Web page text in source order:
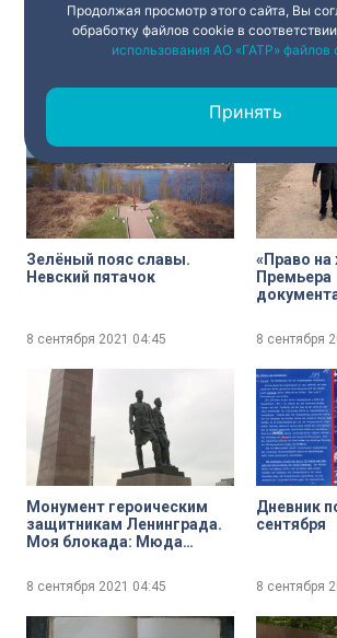
Зелёный пояс славы.
Цветок жизни
8 сентября 2021
Музей
молчания,
80-летию
Зелёный пояс славы.
Невский пятачок
8 сентября 2021 04:45
«Право на
Премьера
8 сентября
Монумент героическим
защитникам Ленинграда.
Моя блокада: Мюда
8 сентября 2021 04:45
Дневник
сентября
8 сентября
Продолжая просмотр этого сайта, Вы
обработку файлов cookie в
использования АО «ГАТР» файлов
Принять